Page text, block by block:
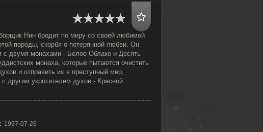
Нин бродит по миру со своей любимой
породы, скорбя о потерянной любви. Он
с двумя монахами - Белое Облако и Десять
монаха, которые пытаются очистить
и отправить их в преступный мир,
другим укротителем духов - Красной
1997-07-26